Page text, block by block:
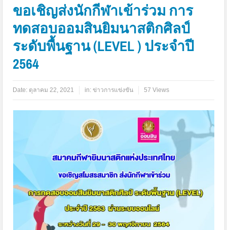
ขอเชิญส่งนักกีฬาเข้าร่วม การ
ทดสอบออมสินยิมนาสติกศิลป์
ระดับพื้นฐาน (LEVEL ) ประจำปี
2564
Date: ตุลาคม 22, 2021 in:ข่าวการแข่งขัน 57 Views